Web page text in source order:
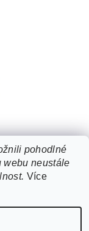
pohodlné
webu neustále
Více